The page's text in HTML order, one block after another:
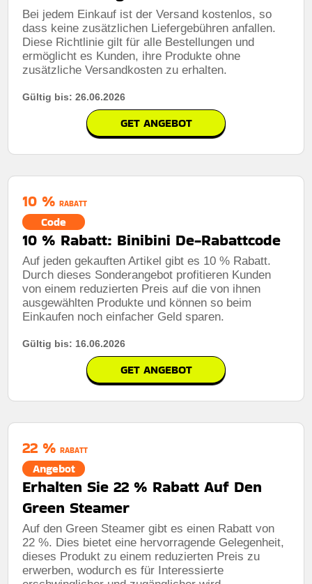
Bei jedem Einkauf ist der Versand kostenlos, so
dass keine zusätzlichen Liefergebühren anfallen.
Diese Richtlinie gilt für alle Bestellungen und
ermöglicht es Kunden, ihre Produkte ohne
zusätzliche Versandkosten zu erhalten.
Gültig bis: 26.06.2026
GET ANGEBOT
10 % RABATT
Code
10 % Rabatt: Binibini De-Rabattcode
Auf jeden gekauften Artikel gibt es 10 % Rabatt.
Durch dieses Sonderangebot profitieren Kunden
von einem reduzierten Preis auf die von ihnen
ausgewählten Produkte und können so beim
Einkaufen noch einfacher Geld sparen.
Gültig bis: 16.06.2026
GET ANGEBOT
22 % RABATT
Angebot
Erhalten Sie 22 % Rabatt Auf Den
Green Steamer
Auf den Green Steamer gibt es einen Rabatt von
22 %. Dies bietet eine hervorragende Gelegenheit,
dieses Produkt zu einem reduzierten Preis zu
erwerben, wodurch es für Interessierte